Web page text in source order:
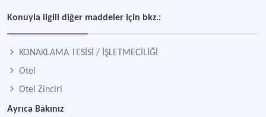
Konuyla ilgili diğer maddeler için bkz.:
KONAKLAMA TESİSİ / İŞLETMECİLİĞİ
Otel
Otel Zinciri
Ayrıca Bakınız